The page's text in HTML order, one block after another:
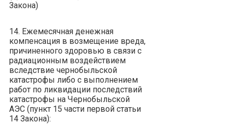
Закона)
14. Ежемесячная денежная
компенсация в возмещение вреда,
причиненного здоровью в связи с
радиационным воздействием
вследствие чернобыльской
катастрофы либо с выполнением
работ по ликвидации последствий
катастрофы на Чернобыльской
АЭС (пункт 15 части первой статьи
14 Закона):